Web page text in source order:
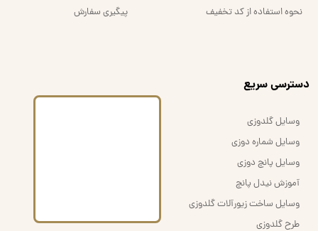
نحوه استفاده از کد تخفیف
پیگیری سفارش
​دسترسی سریع
وسایل گلدوزی
وسایل شماره دوزی
وسایل پانچ دوزی
آموزش نیدل پانچ
وسایل ساخت زیورآلات گلدوزی
طرح گلدوزی